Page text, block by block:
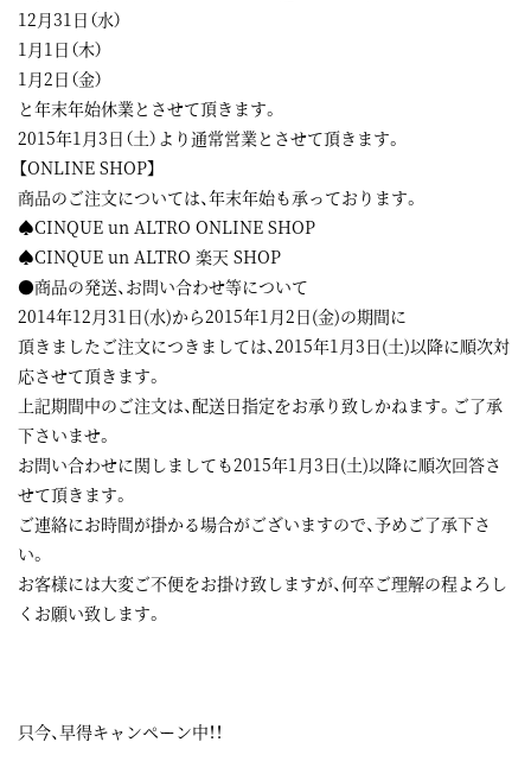
12月31日（水）
1月1日（木）
1月2日（金）
と年末年始休業とさせて頂きます。
2015年1月3日（土）より通常営業とさせて頂きます。
【ONLINE SHOP】
商品のご注文については、年末年始も承っております。
♠CINQUE un ALTRO ONLINE SHOP
♠CINQUE un ALTRO 楽天 SHOP
●商品の発送、お問い合わせ等について
2014年12月31日(水)から2015年1月2日(金)の期間に
頂きましたご注文につきましては、2015年1月3日(土)以降に順次対
応させて頂きます。
上記期間中のご注文は、配送日指定をお承り致しかねます。ご了承
下さいませ。
お問い合わせに関しましても2015年1月3日(土)以降に順次回答さ
せて頂きます。
ご連絡にお時間が掛かる場合がございますので、予めご了承下さ
い。
お客様には大変ご不便をお掛け致しますが、何卒ご理解の程よろし
くお願い致します。
只今、早得キャンペーン中！！